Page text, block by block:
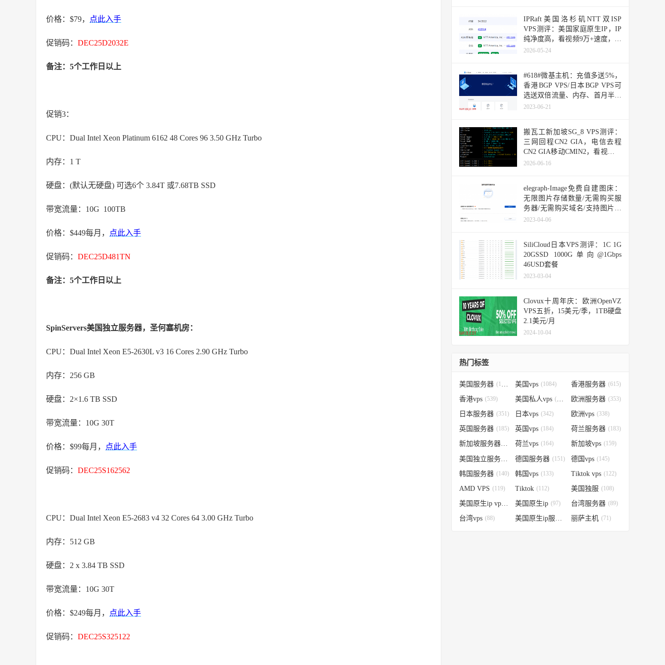
价格：$79， 点此入手
促销码： DEC25D2032E
备注：5个工作日以上
促销3：
CPU：Dual Intel Xeon Platinum 6162 48 Cores 96 3.50 GHz Turbo
内存：1 T
硬盘：(默认无硬盘) 可选6个 3.84T 或7.68TB SSD
带宽流量：10G 100TB
价格：$449每月， 点此入手
促销码： DEC25D481TN
备注：5个工作日以上
SpinServers美国独立服务器，圣何塞机房：
CPU：Dual Intel Xeon E5-2630L v3 16 Cores 2.90 GHz Turbo
内存：256 GB
硬盘：2×1.6 TB SSD
带宽流量：10G 30T
价格：$99每月， 点此入手
促销码： DEC25S162562
CPU：Dual Intel Xeon E5-2683 v4 32 Cores 64 3.00 GHz Turbo
内存：512 GB
硬盘：2 x 3.84 TB SSD
带宽流量：10G 30T
价格：$249每月， 点此入手
促销码： DEC25S325122
IPRaft美国洛杉矶NTT双ISP
VPS测评：美国家庭原生IP，IP
纯净度高，看视频9万+速度，三
网回程直连去程绕日本
2026-05-24
#618#微基主机：充值多送5%，
香港BGP VPS/日本BGP VPS可
选送双倍流量、内存、首月半价
等优惠
2023-06-21
搬瓦工新加坡SG_8 VPS测评：
三网回程CN2 GIA，电信去程
CN2 GIA移动CMIN2，看视频20
万+速度，超大带宽，延迟低，
2026-06-16
elegraph-Image免费自建图床：
无限图片存储数量/无需购买服
务器/无需购买域名/支持图片审
核API/支持后台图片管理
2023-04-06
SiliCloud日本VPS测评：1C 1G
20GSSD 1000G单向@1Gbps
46USD套餐
2023-03-04
Clovux十周年庆：欧洲OpenVZ
VPS五折，15美元/季，1TB硬盘
2.1美元/月
2024-10-04
热门标签
美国服务器 (1184) 美国vps (1084) 香港服务器 (615)
香港vps (539) 美国私人vps (388) 欧洲服务器 (353)
日本服务器 (351) 日本vps (342) 欧洲vps (338)
英国服务器 (185) 英国vps (184) 荷兰服务器 (183)
新加坡服务器(179)荷兰vps (164) 新加坡vps (159)
(151)
德国服务器 (151) 德国vps (145)
韩国服务器 (140) 韩国vps (133) Tiktok vps (122)
AMD VPS (119) Tiktok (112) 美国独服 (108)
美国原生ip vps (98)美国原生ip (97) 台湾服务器 (89)
台湾vps (88) 美国原生ip服务器 (74)
丽萨主机 (71)